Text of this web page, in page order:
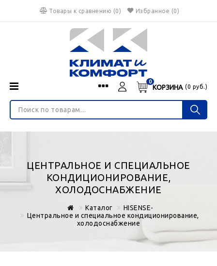
Товары к сравнению (0) Избранное (0)
Menu
Войти
€ $ руб.
КОРЗИНА
0
(0 руб.)
О нас
НЕ ЯВЛЯЕТСЯ ПУБЛИЧНОЙ ОФЕРТОЙ
Доставка и оплата
Блог
Контакты
ЦЕНТРАЛЬНОЕ И СПЕЦИАЛЬНОЕ
КОНДИЦИОНИРОВАНИЕ,
ХОЛОДОСНАБЖЕНИЕ
Каталог
HISENSE-
Центральное и специальное кондиционирование,
холодоснабжение